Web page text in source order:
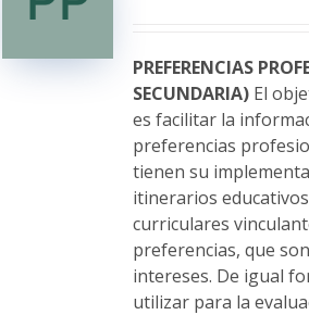
elegir
en
la
página
de
producto
PREFERENCIAS
SECUNDARIA)El
es facilitar la
preferencias
tienen su
itinerarios
curriculares
preferencias, que
intereses. De igual
utilizar para la